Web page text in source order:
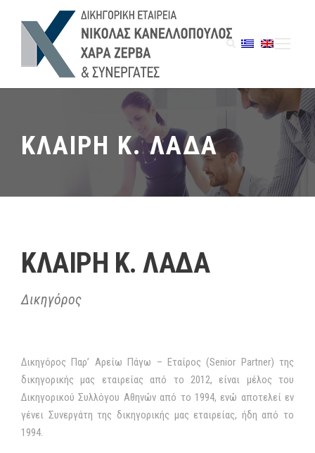
ΚΛΑΙΡΗ Κ. ΛΑΔΑ
ΚΛΑΙΡΗ Κ. ΛΑΔΑ
Δικηγόρος
Δικηγόρος Παρ’ Αρείω Πάγω – Εταίρος (Senior Partner) της
δικηγορικής μας εταιρείας από το 2012, είναι μέλος του
Δικηγορικού Συλλόγου Αθηνών από το 1994, ενώ αποτελεί εν
γένει Συνεργάτη της δικηγορικής μας εταιρείας, ήδη από το
1994.